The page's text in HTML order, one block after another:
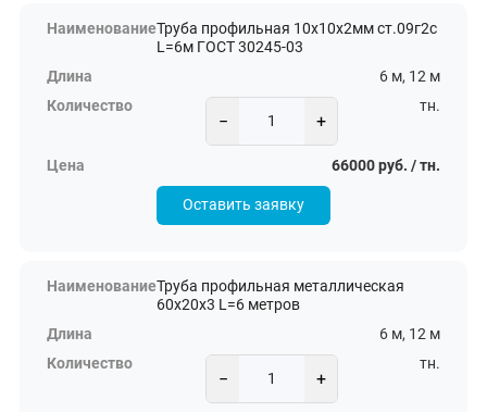
Труба профильная 10х10х2мм ст.09г2с
L=6м ГОСТ 30245-03
6 м, 12 м
− +
тн.
66000 руб. / тн.
Оставить заявку
Труба профильная металлическая
60х20х3 L=6 метров
6 м, 12 м
− +
тн.